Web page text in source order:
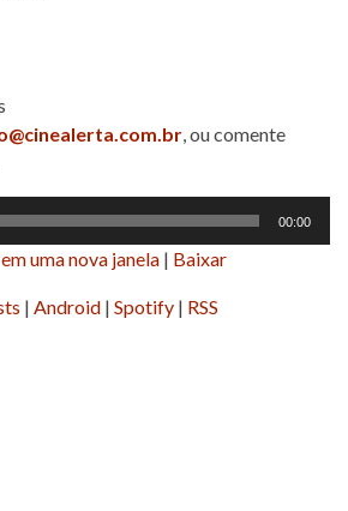
, ou comente
00:00
uma nova janela | Baixar
| Android | Spotify | RSS